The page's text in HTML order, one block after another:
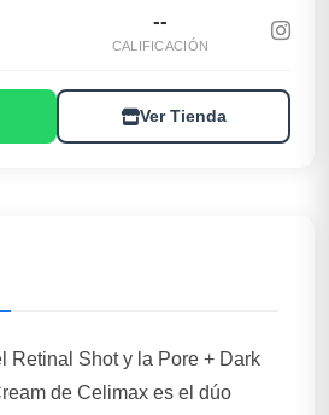
--
CALIFICACIÓN
Ver Tienda
Retinal Shot y la Pore + Dark
de Celimax es el dúo